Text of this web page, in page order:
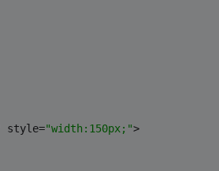
style="width:150px;">